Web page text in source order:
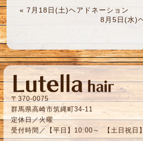
« 7月18日(土)ヘアドネーション
8月5日(水)
〒370-0075
群馬県高崎市筑縄町34-11
定休日／火曜
受付時間／【平日】10:00～ 【土日祝日